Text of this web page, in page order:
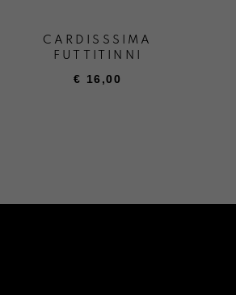
CARDISSSIMA
FUTTITINNI
€ 16,00